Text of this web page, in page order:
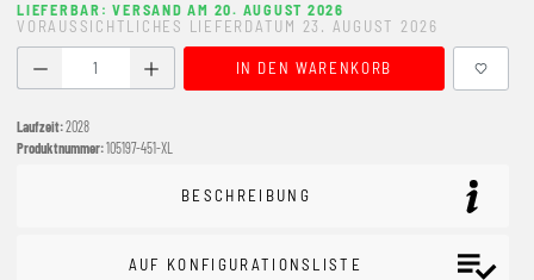
LIEFERBAR: VERSAND AM 20. AUGUST 2026
VORAUSSICHTLICHES LIEFERDATUM 23. AUGUST 2026
Produkt Anzahl: Gib den gewünschten Wert ein oder
IN DEN WARENKORB
Laufzeit:2028
Produktnummer:105197-451-XL
BESCHREIBUNG
AUF KONFIGURATIONSLISTE